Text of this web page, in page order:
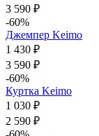
3 590 ₽
-60%
Джемпер Keimo
1 430 ₽
3 590 ₽
-60%
Куртка Keimo
1 030 ₽
2 590 ₽